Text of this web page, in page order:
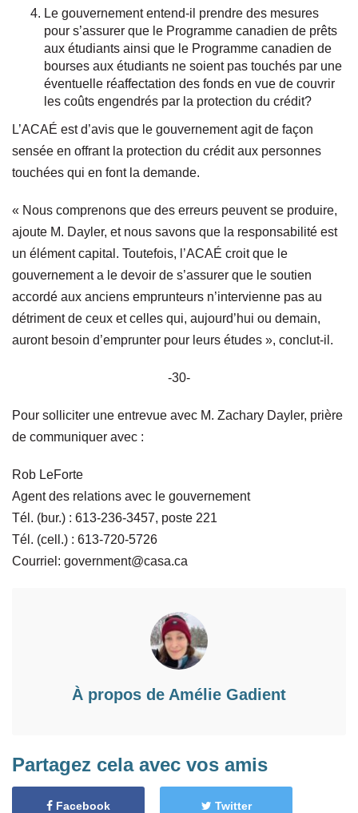
Le gouvernement entend-il prendre des mesures
pour s’assurer que le Programme canadien de prêts
aux étudiants ainsi que le Programme canadien de
bourses aux étudiants ne soient pas touchés par une
éventuelle réaffectation des fonds en vue de couvrir
les coûts engendrés par la protection du crédit?
L’ACAÉ est d’avis que le gouvernement agit de façon
sensée en offrant la protection du crédit aux personnes
touchées qui en font la demande.
« Nous comprenons que des erreurs peuvent se produire,
ajoute M. Dayler, et nous savons que la responsabilité est
un élément capital. Toutefois, l’ACAÉ croit que le
gouvernement a le devoir de s’assurer que le soutien
accordé aux anciens emprunteurs n’intervienne pas au
détriment de ceux et celles qui, aujourd’hui ou demain,
auront besoin d’emprunter pour leurs études », conclut-il.
-30-
Pour solliciter une entrevue avec M. Zachary Dayler, prière
de communiquer avec :
Rob LeForte
Agent des relations avec le gouvernement
Tél. (bur.) : 613-236-3457, poste 221
Tél. (cell.) : 613-720-5726
Courriel: government@casa.ca
À propos de Amélie Gadient
Partagez cela avec vos amis
Facebook Twitter